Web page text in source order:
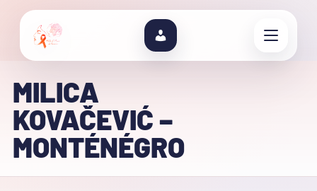
MILICA
KOVAČEVIĆ –
MONTÉNÉGRO